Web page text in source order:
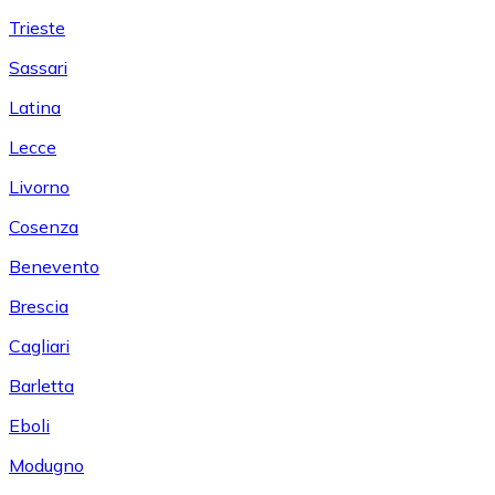
Trieste
Sassari
Latina
Lecce
Livorno
Cosenza
Benevento
Brescia
Cagliari
Barletta
Eboli
Modugno